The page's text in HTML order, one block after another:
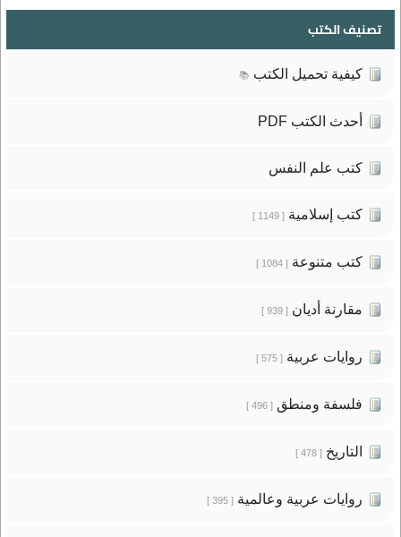
تصنيف الكتب
كيفية تحميل الكتب 📚
أحدث الكتب PDF
كتب علم النفس
كتب إسلامية[ 1149 ]
كتب متنوعة[ 1084 ]
مقارنة أديان[ 939 ]
روايات عربية[ 575 ]
فلسفة ومنطق[ 496 ]
التاريخ[ 478 ]
روايات عربية وعالمية[ 395 ]